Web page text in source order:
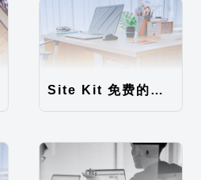
Site Kit 免费的WordPress数据统计插件